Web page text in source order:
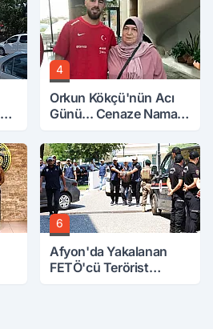
4
Orkun Kökçü'nün Acı
Günü... Cenaze Namazı
6
Afyon'da Yakalanan
FETÖ'cü Terörist